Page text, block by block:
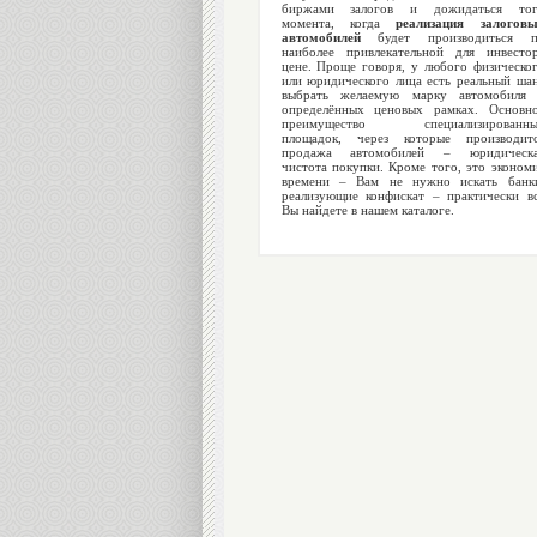
биржами залогов и дожидаться
момента, когдареализация
автомобилейбудет производиться
наиболее привлекательной для
цене. Проще говоря, у любого
или юридического лица есть реальный
выбрать желаемую марку автомобиля
определённых ценовых рамках.
преимущество
площадок, через которые
продажа автомобилей –
чистота покупки. Кроме того, это
времени – Вам не нужно искать
реализующие конфискат – практически
Вы найдете в нашем каталоге.